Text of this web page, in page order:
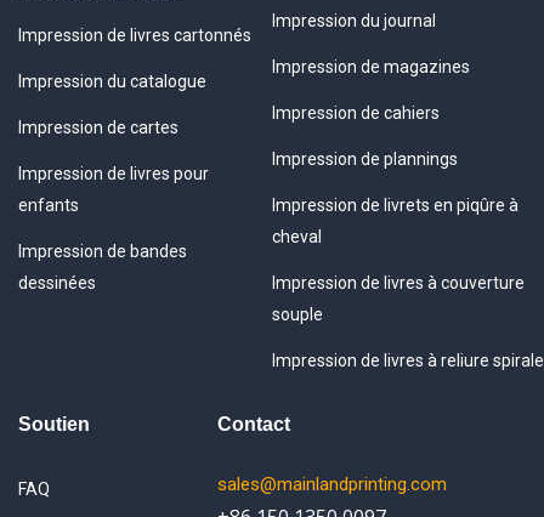
Impression de livres cartonnés
Impression du catalogue
Impression de cartes
Impression de livres pour
enfants
Impression de bandes
dessinées
Impression du journal
Impression de magazines
Impression de cahiers
Impression de plannings
Impression de livrets en piqûre à
cheval
Impression de livres à couverture
souple
Impression de livres à reliure spirale
Soutien
FAQ
Contact
sales@mainlandprinting.com